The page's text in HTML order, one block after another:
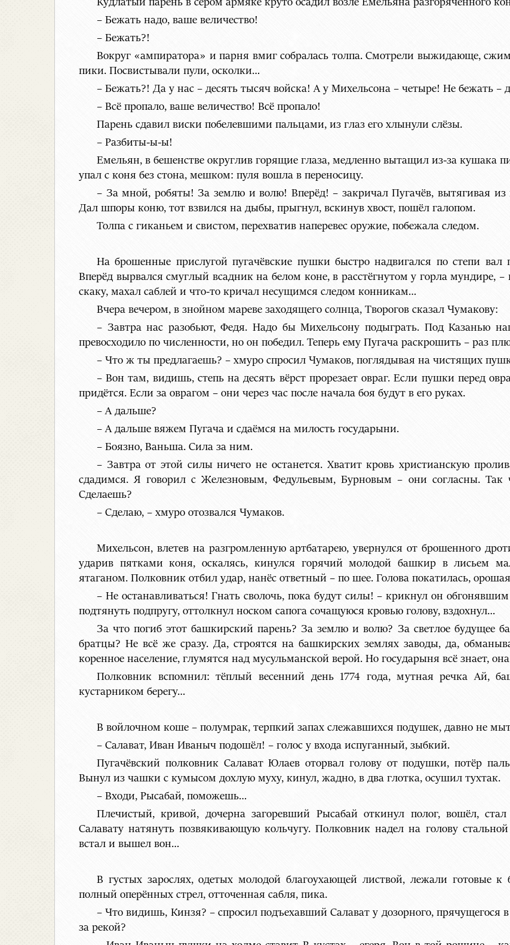
Кудлатый парень в сером армяке круто осадил возле Емельяна разгорячённого
– Бежать надо, ваше величество!
– Бежать?!
Вокруг «ампиратора» и парня вмиг собралась толпа. Смотрели выжидающе,
пики. Посвистывали пули, осколки…
– Бежать?! Да у нас – десять тысяч войска! А у Михельсона – четыре! Не бежать –
– Всё пропало, ваше величество! Всё пропало!
Парень сдавил виски побелевшими пальцами, из глаз его хлынули слёзы.
– Разбиты-ы-ы!
Емельян, в бешенстве округлив горящие глаза, медленно вытащил из-за кушака
упал с коня без стона, мешком: пуля вошла в переносицу.
– За мной, робяты! За землю и волю! Вперёд! – закричал Пугачёв, вытягивая
Дал шпоры коню, тот взвился на дыбы, прыгнул, вскинув хвост, пошёл галопом.
Толпа с гиканьем и свистом, перехватив наперевес оружие, побежала следом.
На брошенные прислугой пугачёвские пушки быстро надвигался по степи
Вперёд вырвался смуглый всадник на белом коне, в расстёгнутом у горла мундире,
скаку, махал саблей и что-то кричал несущимся следом конникам…
Вчера вечером, в знойном мареве заходящего солнца, Творогов сказал Чумакову:
– Завтра нас разобьют, Федя. Надо бы Михельсону подыграть. Под Казанью
превосходило по численности, но он победил. Теперь ему Пугача раскрошить – раз
– Что ж ты предлагаешь? – хмуро спросил Чумаков, поглядывая на чистящих
– Вон там, видишь, степь на десять вёрст прорезает овраг. Если пушки перед
придётся. Если за оврагом – они через час после начала боя будут в его руках.
– А дальше?
– А дальше вяжем Пугача и сдаёмся на милость государыни.
– Боязно, Ваньша. Сила за ним.
– Завтра от этой силы ничего не останется. Хватит кровь христианскую
сдадимся. Я говорил с Железновым, Федульевым, Бурновым – они согласны. Так
Сделаешь?
– Сделаю, – хмуро отозвался Чумаков.
Михельсон, влетев на разгромленную артбатарею, увернулся от брошенного
ударив пятками коня, оскалясь, кинулся горячий молодой башкир в лисьем
ятаганом. Полковник отбил удар, нанёс ответный – по шее. Голова покатилась,
– Не останавливаться! Гнать сволочь, пока будут силы! – крикнул он
подтянуть подпругу, оттолкнул носком сапога сочащуюся кровью голову, вздохнул…
За что погиб этот башкирский парень? За землю и волю? За светлое будущее
братцы? Не всё же сразу. Да, строятся на башкирских землях заводы, да,
коренное население, глумятся над мусульманской верой. Но государыня всё знает,
Полковник вспомнил: тёплый весенний день 1774 года, мутная речка Ай,
кустарником берегу…
В войлочном коше – полумрак, терпкий запах слежавшихся подушек, давно не
– Салават, Иван Иваныч подошёл! – голос у входа испуганный, зыбкий.
Пугачёвский полковник Салават Юлаев оторвал голову от подушки, потёр
Вынул из чашки с кумысом дохлую муху, кинул, жадно, в два глотка, осушил тухтак.
– Входи, Рысабай, поможешь…
Плечистый, кривой, дочерна загоревший Рысабай откинул полог, вошёл,
Салавату натянуть позвякивающую кольчугу. Полковник надел на голову
встал и вышел вон…
В густых зарослях, одетых молодой благоухающей листвой, лежали готовые
полный оперённых стрел, отточенная сабля, пика.
– Что видишь, Кинзя? – спросил подъехавший Салават у дозорного, прячущегося
за рекой?